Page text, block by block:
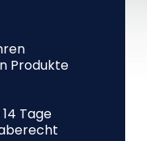
Produkte
Tage